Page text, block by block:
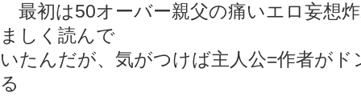
最初は50オーバー親父の痛いエロ妄想
ましく読んで
いたんだが、気がつけば主人公=作者が
る